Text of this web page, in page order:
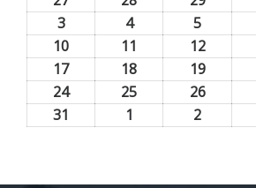
2026
33
agosto,
2026
44
agosto,
2026
5
agosto,
2026
10
agosto,
2026
11 1212
agosto,
2026
1717
agosto,
18 1919
agosto,
2424
25 2626
31 1 2